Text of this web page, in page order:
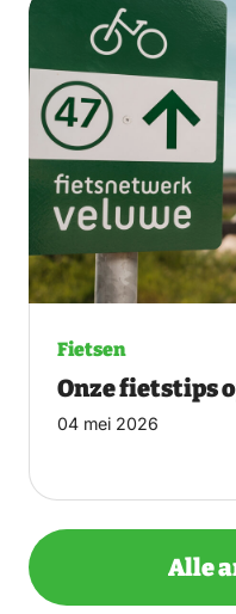
Fietsen
Onze fietstips
04 mei 2026
Alle